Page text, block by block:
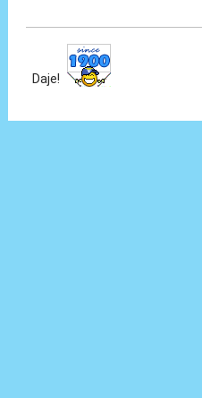
Daje!